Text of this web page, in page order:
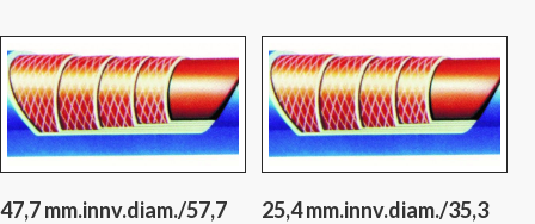
47,7 mm.innv.diam./57,7
25,4 mm.innv.diam./35,3